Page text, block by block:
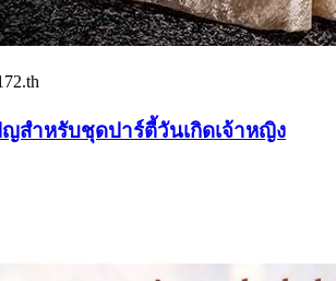
สําหรับชุดปาร์ตี้วันเกิดเจ้าหญิง